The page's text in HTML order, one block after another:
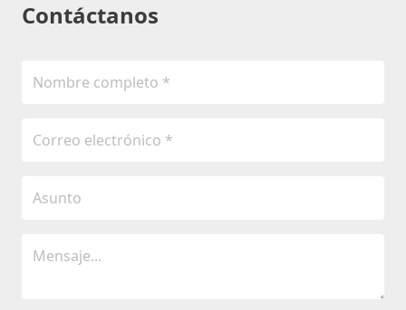
Contáctanos